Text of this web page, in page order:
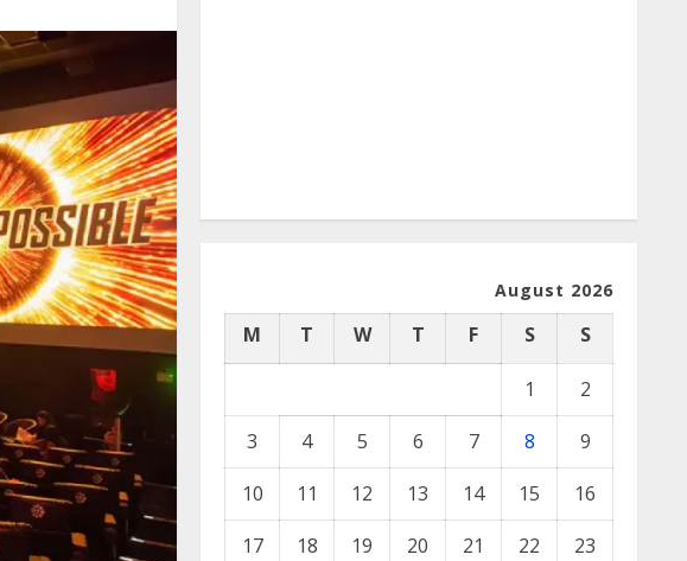
August 2026
M T W T F S S
1
2
3
4 5 6 7 8
9
10
11 12 13 14 15
16
17
18 19 20 21 22
23